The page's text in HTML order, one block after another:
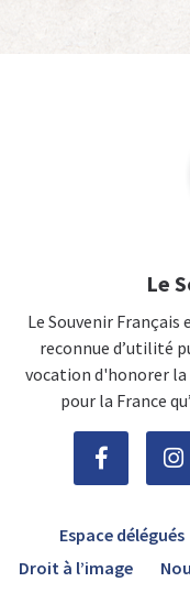
Le
Le Souvenir
reconnue d’utilité
vocation d'honorer
pour la France
Espace délégués
Droit à l’image